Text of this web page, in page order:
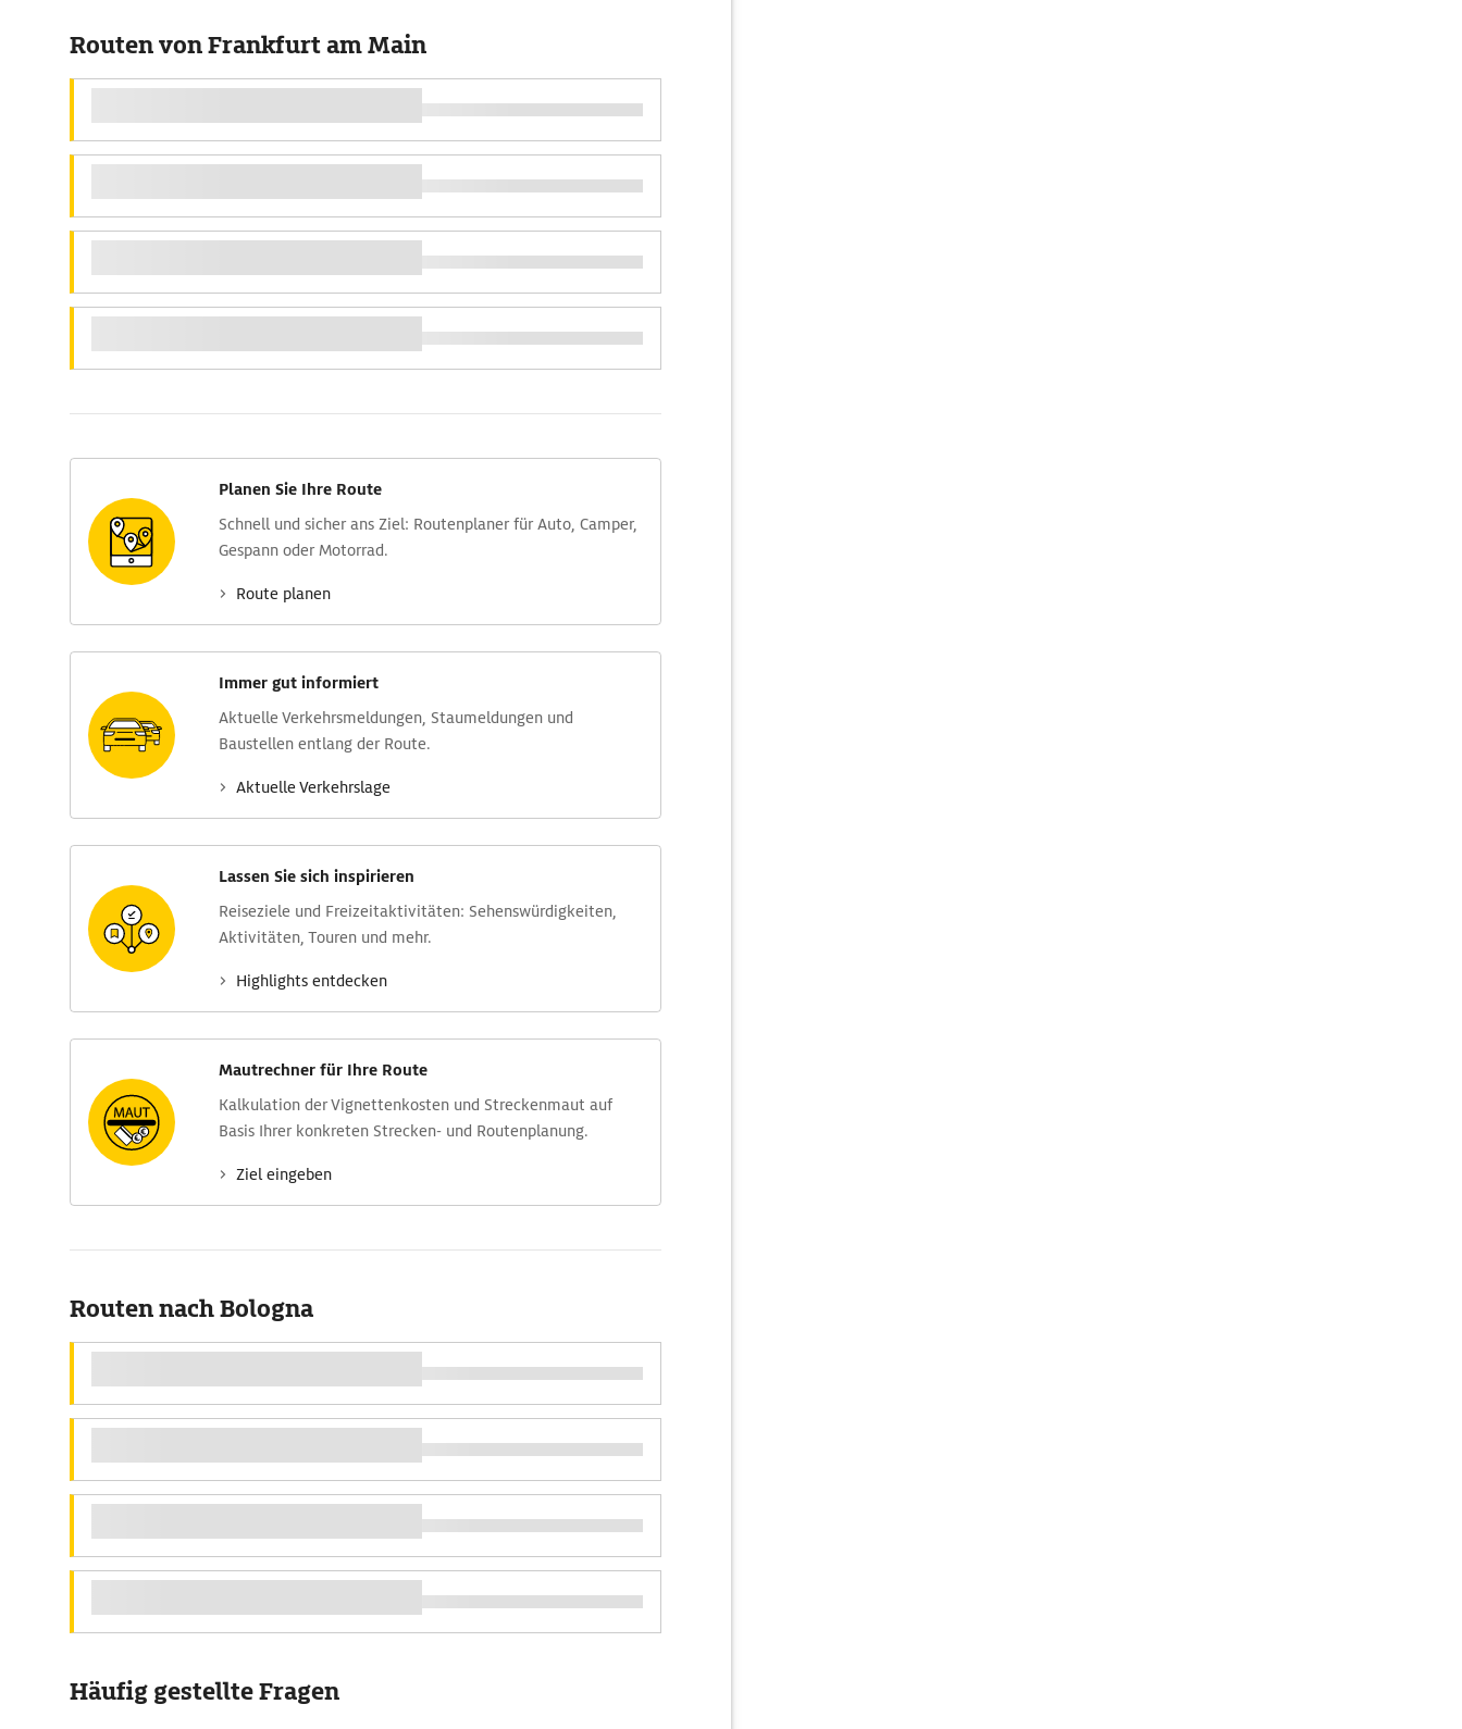
Routen von Frankfurt am Main
Planen Sie Ihre Route
Schnell und sicher ans Ziel: Routen­planer für Auto, Camper,
Gespann oder Motorrad.
Route planen
Immer gut informiert
Aktuelle Verkehrs­meldungen, Stau­meldungen und
Baustellen entlang der Route.
Aktuelle Verkehrs­lage
Lassen Sie sich inspirieren
Reise­ziele und Freizeit­aktivitäten: Sehens­würdig­keiten,
Aktivitäten, Touren und mehr.
Highlights entdecken
Mautrechner für Ihre Route
Kalkulation der Vignettenkosten und Streckenmaut auf
Basis Ihrer konkreten Strecken- und Routenplanung.
Ziel eingeben
Routen nach Bologna
Häufig gestellte Fragen